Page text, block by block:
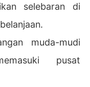
lengket. Dia mem
selebaran di
muda-mudi
pusat